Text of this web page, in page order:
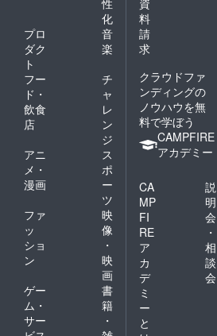
性
化
プロ
ダク
ト
音
楽
フー
ド・
飲食
店
チ
ャ
レ
ン
ジ
アニ
メ・
漫画
ス
ポ
ー
ツ
ファ
ッ
ショ
ン
映
像
・
映
画
ゲー
ム・
サー
書
籍
・
資
料
請
求
クラウドファ
ンディングの
ノウハウを無
料で学ぼう
CAMPFIRE
アカデミー
CA
MP
FI
RE
ア
カ
デ
ミ
ー
と
説
明
会
・
相
談
会